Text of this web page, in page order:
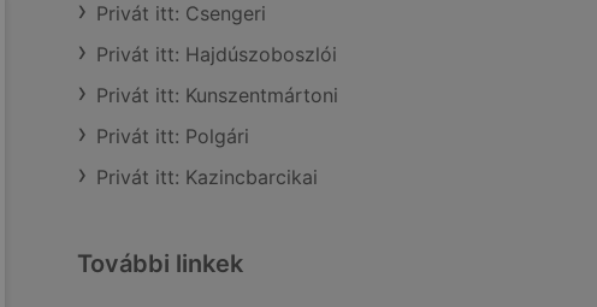
Privát itt: Csengeri
Privát itt: Hajdúszoboszlói
Privát itt: Kunszentmártoni
Privát itt: Polgári
Privát itt: Kazincbarcikai
További linkek